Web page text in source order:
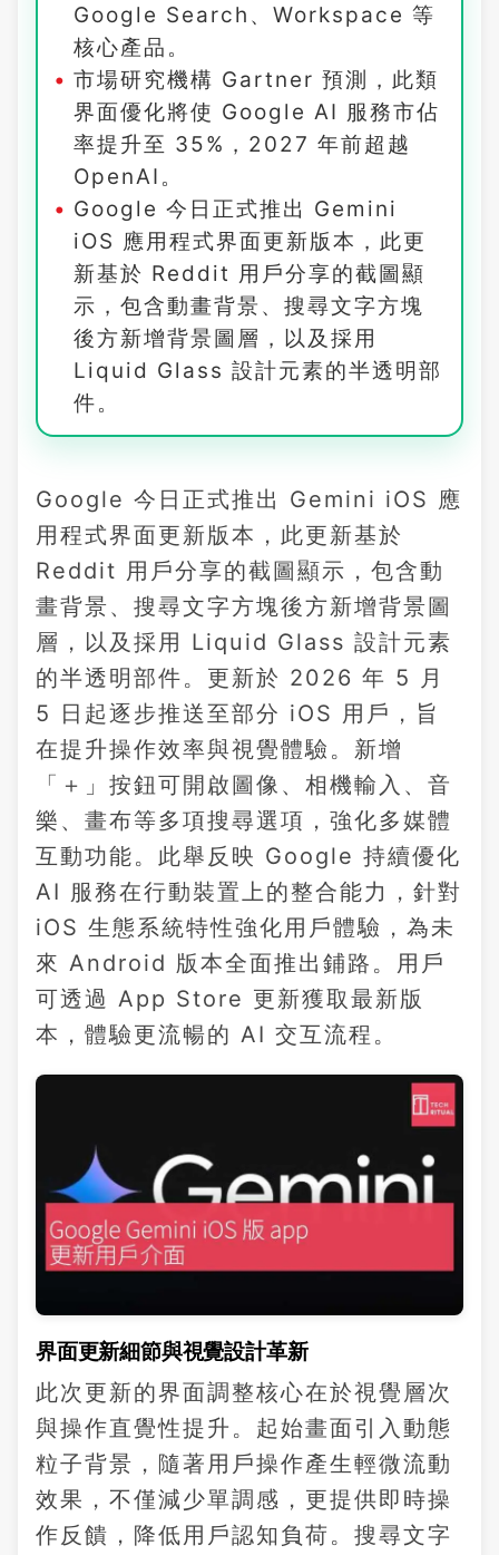
Google Search、Workspace 等
核心產品。
市場研究機構 Gartner 預測，此類
界面優化將使 Google AI 服務市佔
率提升至 35%，2027 年前超越
OpenAI。
Google 今日正式推出 Gemini
iOS 應用程式界面更新版本，此更
新基於 Reddit 用戶分享的截圖顯
示，包含動畫背景、搜尋文字方塊
後方新增背景圖層，以及採用
Liquid Glass 設計元素的半透明部
件。
Google 今日正式推出 Gemini iOS 應
用程式界面更新版本，此更新基於
Reddit 用戶分享的截圖顯示，包含動
畫背景、搜尋文字方塊後方新增背景圖
層，以及採用 Liquid Glass 設計元素
的半透明部件。更新於 2026 年 5 月
5 日起逐步推送至部分 iOS 用戶，旨
在提升操作效率與視覺體驗。新增
「＋」按鈕可開啟圖像、相機輸入、音
樂、畫布等多項搜尋選項，強化多媒體
互動功能。此舉反映 Google 持續優化
AI 服務在行動裝置上的整合能力，針對
iOS 生態系統特性強化用戶體驗，為未
來 Android 版本全面推出鋪路。用戶
可透過 App Store 更新獲取最新版
本，體驗更流暢的 AI 交互流程。
界面更新細節與視覺設計革新
此次更新的界面調整核心在於視覺層次
與操作直覺性提升。起始畫面引入動態
粒子背景，隨著用戶操作產生輕微流動
效果，不僅減少單調感，更提供即時操
作反饋，降低用戶認知負荷。搜尋文字